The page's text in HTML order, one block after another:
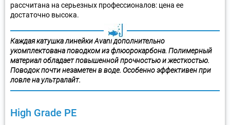
рассчитана на серьезных профессионалов: цена ее
достаточно высока.
Каждая катушка линейки Avani дополнительно
укомплектована поводком из флюорокарбона. Полимерный
материал обладает повышенной прочностью и жесткостью.
Поводок почти незаметен в воде. Особенно эффективен при
ловле на ультралайт.
High Grade PE